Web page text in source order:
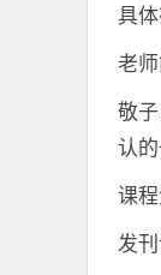
具
老
敬
认的
课
发